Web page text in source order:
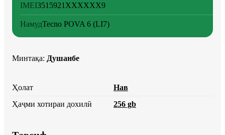
IMEI3515921 XXXXXX9
НамудTecno POVA 6 (LI7)
Минтақа: Душанбе
Ҳолат
Нав
Ҳаҷми хотираи дохилӣ
256 gb